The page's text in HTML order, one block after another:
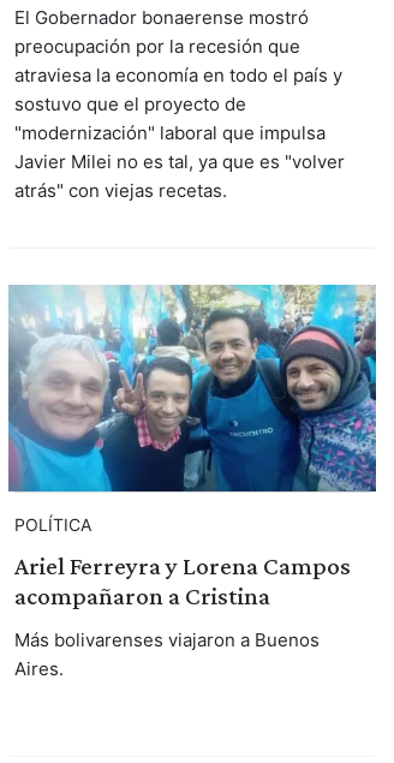
El Gobernador bonaerense mostró
preocupación por la recesión que
atraviesa la economía en todo el país y
sostuvo que el proyecto de
"modernización" laboral que impulsa
Javier Milei no es tal, ya que es "volver
atrás" con viejas recetas.
POLÍTICA
Ariel Ferreyra y Lorena Campos
acompañaron a Cristina
Más bolivarenses viajaron a Buenos
Aires.